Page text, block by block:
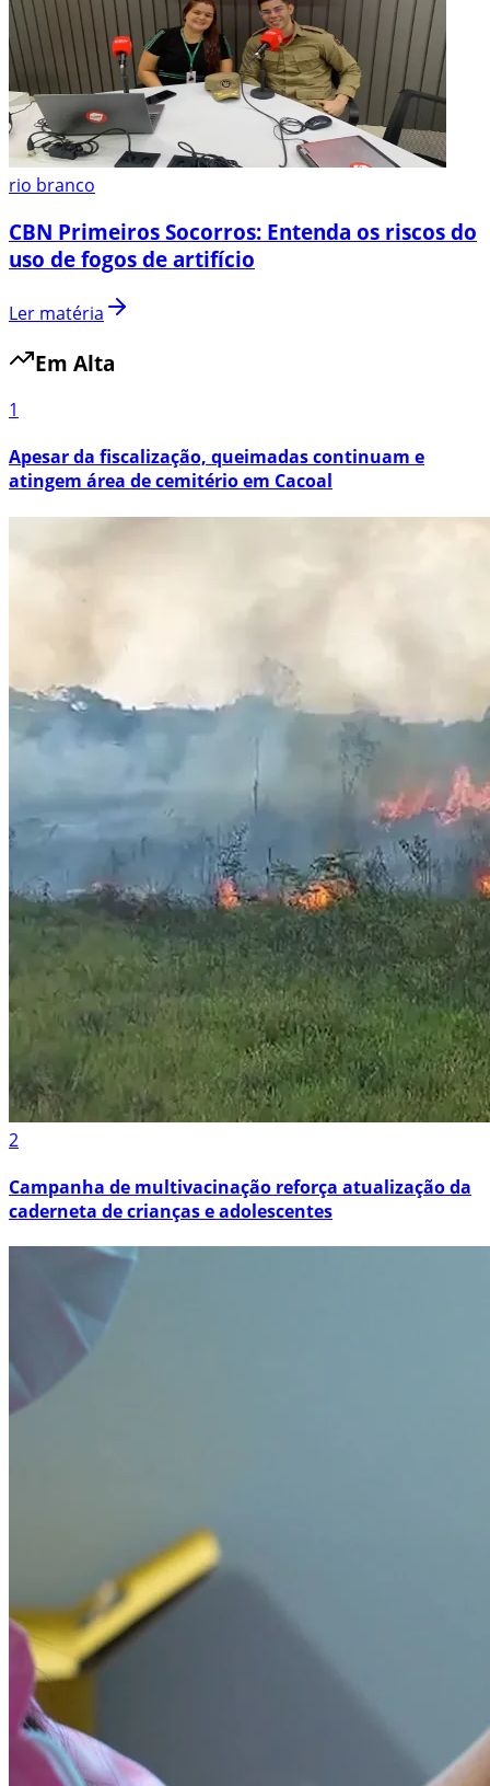
rio branco
CBN Primeiros Socorros: Entenda os riscos do
uso de fogos de artifício
Ler matéria
Em Alta
1
Apesar da fiscalização, queimadas continuam e
atingem área de cemitério em Cacoal
2
Campanha de multivacinação reforça atualização da
caderneta de crianças e adolescentes